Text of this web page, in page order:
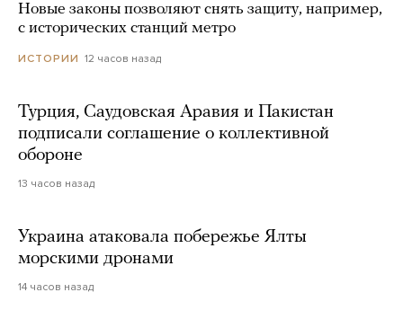
Новые законы позволяют снять защиту, например,
с исторических станций метро
ИСТОРИИ 12 часов назад
Турция, Саудовская Аравия и Пакистан
подписали соглашение о коллективной
обороне
13 часов назад
Украина атаковала побережье Ялты
морскими дронами
14 часов назад